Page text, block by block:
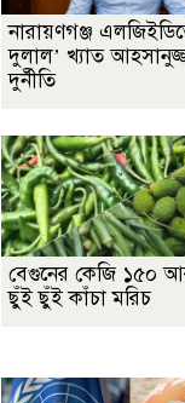
নারায়ণগঞ্জ
দুলাল’ খ্যাত
দুর্নীতি
বেগুনের কেজি ১৫০
ছুঁই ছুঁই কাঁচা মরিচ